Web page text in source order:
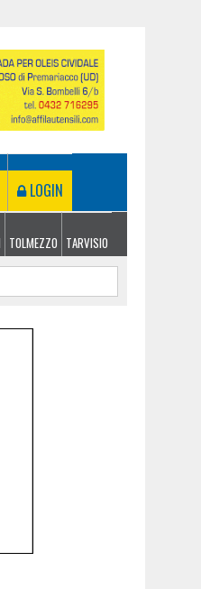
LOGIN
TOLMEZZO TARVISIO